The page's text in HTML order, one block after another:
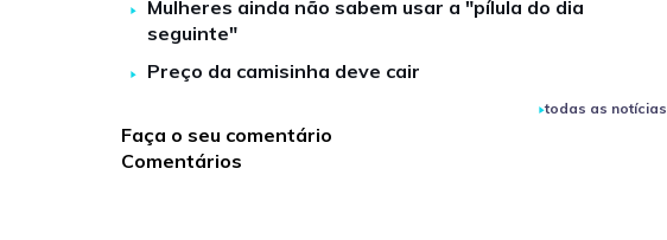
Mulheres ainda não sabem usar a "pílula do dia
seguinte"
Preço da camisinha deve cair
todas as notícias
Faça o seu comentário
Comentários